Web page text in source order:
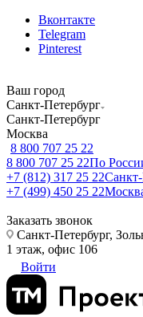
Вконтакте
Telegram
Pinterest
Ваш город
Санкт-Петербург
Санкт-Петербург
Москва
8 800 707 25 22
8 800 707 25 22По
+7 (812) 317 25 22
+7 (499) 450 25 22
Заказать звонок
Санкт-Петербург,
1 этаж, офис 106
Войти